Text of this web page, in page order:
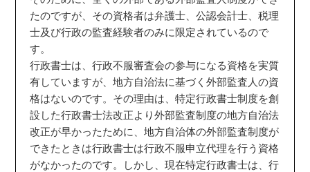
たのですが、その資格者は弁護士、公認会計士、税理
士及び行政の監査経験者のみに限定されているので
す。
行政書士は、行政不服審査会の参与になる資格を実質
有していますが、地方自治法に基づく外部監査人の資
格はないのです。その理由は、特定行政書士制度を創
設した行政書士法改正より外部監査制度の地方自治法
改正が早かったために、地方自治体の外部監査制度が
できたときは行政書士は行政不服申立代理を行う資格
がなかったのです。しかし、現在特定行政書士は、行